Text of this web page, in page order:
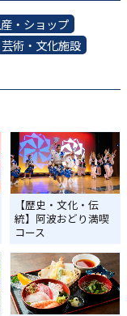
・ショップ
芸術・文化施設
【歴史・文化・伝
統】阿波おどり満喫
コース